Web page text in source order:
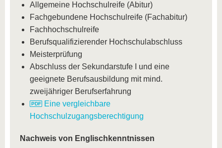
Allgemeine Hochschulreife (Abitur)
Fachgebundene Hochschulreife (Fachabitur)
Fachhochschulreife
Berufsqualifizierender Hochschulabschluss
Meisterprüfung
Abschluss der Sekundarstufe I und eine
geeignete Berufsausbildung mit mind.
zweijähriger Berufserfahrung
Eine vergleichbare
Hochschulzugangsberechtigung
Nachweis von Englischkenntnissen